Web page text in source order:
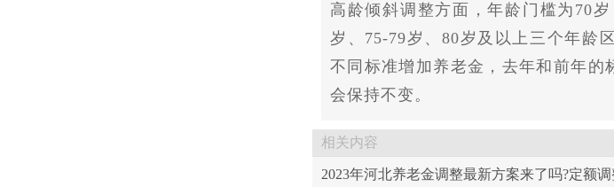
高龄倾斜调整方面，年龄门槛为70
岁、75-79岁、80岁及以上三个年龄
不同标准增加养老金，去年和前年的
会保持不变。
相关内容
2023年河北养老金调整最新方案来了吗?定额